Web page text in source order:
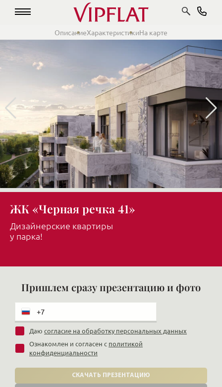
ОписаниеХарактеристикиНа карте
ЖК «Черная речка 41»
Дизайнерские квартиры
у парка!
Пришлем сразу презентацию и фото
Даю согласие на обработку персональных данных
Ознакомлен и согласен с политикой
конфиденциальности
СКАЧАТЬ ПРЕЗЕНТАЦИЮ